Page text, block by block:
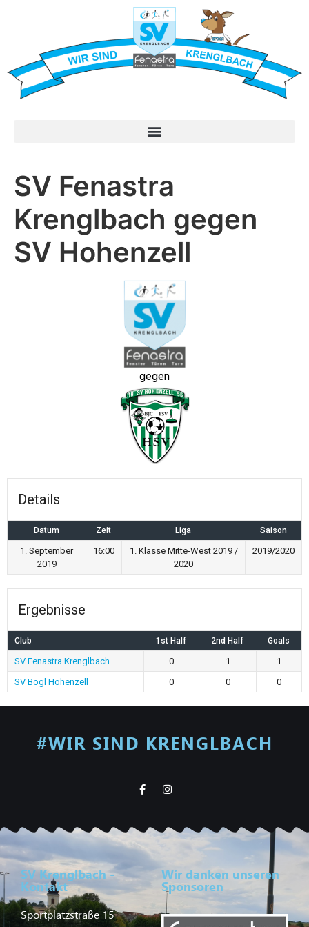
SV Fenastra
Krenglbach gegen
SV Hohenzell
gegen
Details
Datum Zeit Liga Saison
1. September
2019
16:00
1. Klasse Mitte-West 2019 /
2020
2019/2020
Ergebnisse
Club 1st Half 2nd Half Goals
SV Fenastra Krenglbach 0 1
1
SV Bögl Hohenzell
0 0 0
#WIR SIND KRENGLBACH
SV Krenglbach -
Kontakt
Sportplatzstraße 15
Wir danken unseren
Sponsoren